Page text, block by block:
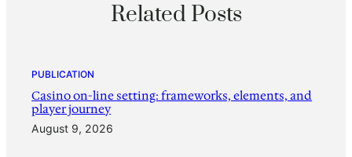
Related Posts
PUBLICATION
Casino on-line setting: frameworks, elements, and
player journey
August 9, 2026